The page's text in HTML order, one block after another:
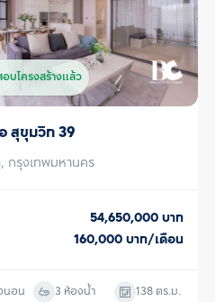
Emporium, Emquartier,
หรือ เช่า  ติดต่อหาเรา Bangkok
เพื่อให้ผู้เชี่ยวชาญของเราได้แนะนำ
Paragon และติดซอยที่สามารถเดินไ
ราชเทวี ประมาณ 400 ม. ห่างจาก
พญาไท ประมาณ 850 ม. ห่างจากท่าเ
ประมาณ 750 ม. และแนวรถไฟฟ้าส
หน้าโครงการในอนาคต  พิเศษด้วยพื้
ชั้นบนสุดของตัวอาคาร ได้แก่ Pool
ลอยฟ้ารูปตัวยูขนาดใหญ่ มองทัศนีย
360 องศา, Body and Mind Pods
โยคะ และ Boxing Stage, Chill
ได้ทันที เพื่อให้ผู้เชี่ยวชาญของเราได้
กับท่าน
บโครงสร้างแล้ว
สุขุมวิท 39
กรุงเทพมหานคร
54,650,000บาท
160,000บาท/เดือน
นอน 3 ห้องน้ำ 138 ตร.ม.